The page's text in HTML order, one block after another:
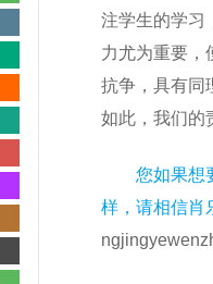
注学生的学习
力尤为重要，
抗争，具有同
如此，我们的
您如果想
样，请相信肖